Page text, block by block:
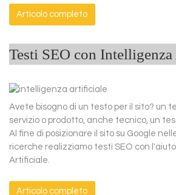
Articolo completo
Testi SEO con
Avete bisogno di un testo per il sito? un
servizio o prodotto, anche tecnico, un
Al fine di posizionare il sito su Google
ricerche realizziamo testi SEO con
Artificiale.
Articolo completo